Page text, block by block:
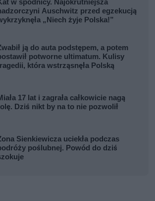
w spódnicy. Najokrutniejsza
Auschwitz przed egzekucją
„Niech żyje Polska!”
ją do auta podstępem, a potem
potworne ultimatum. Kulisy
która wstrząsnęła Polską
17 lat i zagrała całkowicie nagą
Dziś nikt by na to nie pozwolił
Sienkiewicza uciekła podczas
poślubnej. Powód do dziś